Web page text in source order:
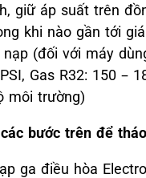
giữ áp suất trên
khi nào gần tới
(đối với máy
Gas R32: 150 –
môi trường)
bước trên để
ga điều hòa